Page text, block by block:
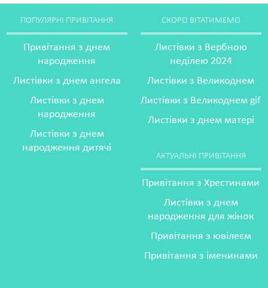
ПОПУЛЯРНІ ПРИВІТАННЯ
Привітання з днем
народження
Листівки з днем ангела
Листівки з днем
народження
Листівки з днем
народження дитячі
СКОРО ВІТАТИМЕМО
Листівки з Вербною
неділею 2024
Листівки з Великоднем
Листівки з Великоднем gif
Листівки з днем матері
АКТУАЛЬНІ ПРИВІТАННЯ
Привітання з Хрестинами
Листівки з днем
народження для жінок
Привітання з ювілеєм
Привітання з іменинами